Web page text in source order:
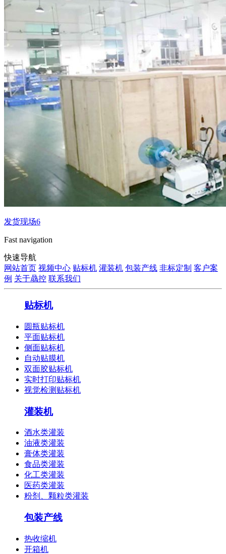
发货现场6
Fast navigation
快速导航
网站首页 视频中心 贴标机 灌装机 包装产线 非标定制 客户案
例 关于骉控 联系我们
贴标机
圆瓶贴标机
平面贴标机
侧面贴标机
自动贴膜机
双面胶贴标机
实时打印贴标机
视觉检测贴标机
灌装机
酒水类灌装
油液类灌装
膏体类灌装
食品类灌装
化工类灌装
医药类灌装
粉剂、颗粒类灌装
包装产线
热收缩机
开箱机